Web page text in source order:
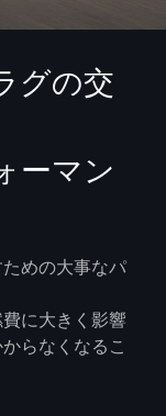
グの交
ーマン
めの大事なパ
に大きく影響
らなくなるこ